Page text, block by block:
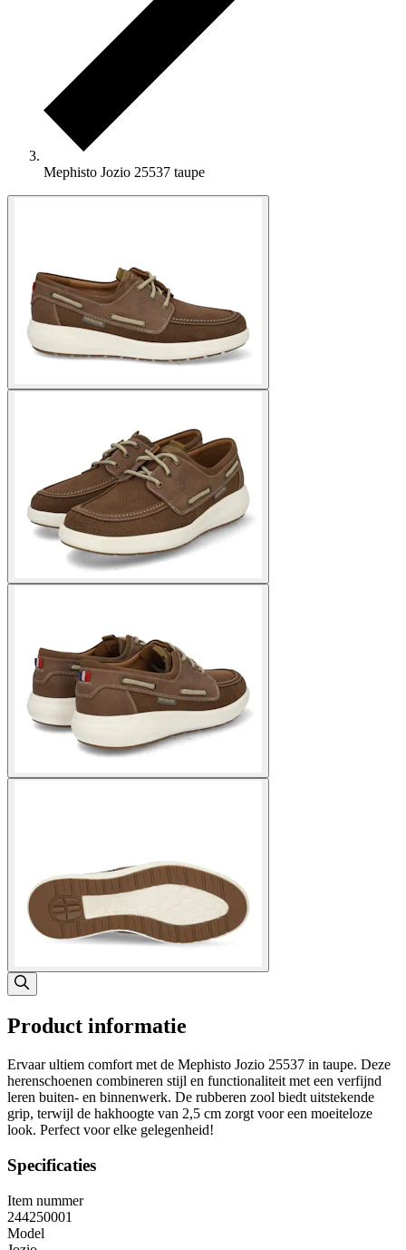
Mephisto Jozio 25537 taupe
Product informatie
Ervaar ultiem comfort met de Mephisto Jozio 25537 in taupe. Deze
herenschoenen combineren stijl en functionaliteit met een verfijnd
leren buiten- en binnenwerk. De rubberen zool biedt uitstekende
grip, terwijl de hakhoogte van 2,5 cm zorgt voor een moeiteloze
look. Perfect voor elke gelegenheid!
Specificaties
Item nummer
244250001
Model